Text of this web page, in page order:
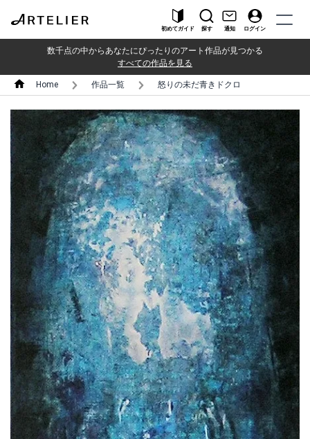
初めてガイド 探す 通知 ログイン
数千点の中からあなたにぴったりのアート作品が見つかる
すべての作品を見る
Home 作品一覧 怒りの未だ青きドクロ